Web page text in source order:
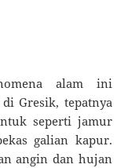
alam ini
Gresik, tepatnya
seperti jamur
galian kapur.
angin dan hujan